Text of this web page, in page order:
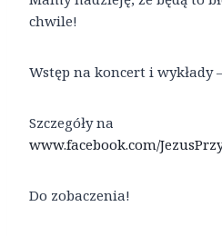
chwile!
Wstęp na koncert i wykłady
Szczegóły na
www.facebook.com/
Do zobaczenia!